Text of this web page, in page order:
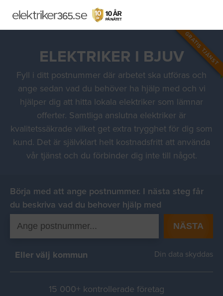
GRATIS TJÄNST
ELEKTRIKER I BJUV
Fyll i ditt postnummer där arbetet ska utföras och
ange sedan vad du behöver ha hjälp med och vi
hjälper dig att hitta lokala elektriker som lämnar
offerter. Samtliga anslutna elektriker är
kvalitetssäkrade vilket get extra trygghet för dig som
kund. Det är självklart helt kostnadsfritt att använda
vår tjänst och du förbinder dig inte till något.
Börja med att ange postnummer. I nästa steg får
du beskriva vad du behover hjälp med
NÄSTA
Eller välj kommun Din data skyddas
15 000+ kontrollerade företag